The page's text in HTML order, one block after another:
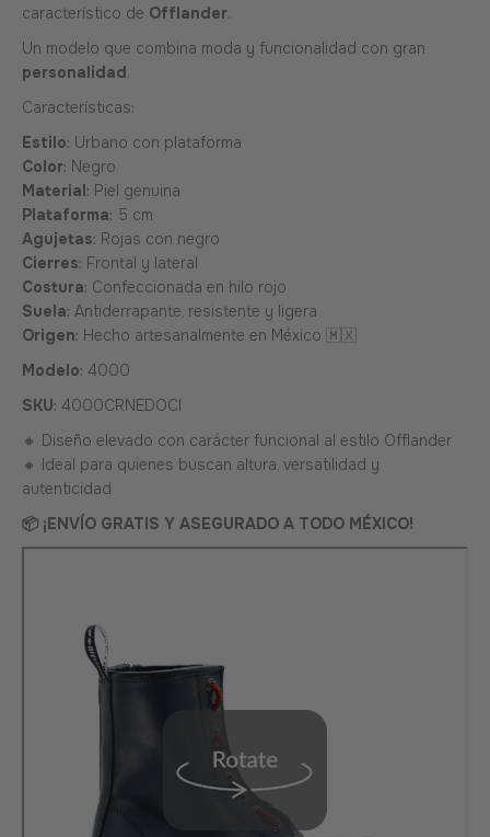
característico de Offlander.
Un modelo que combina moda y funcionalidad con gran
personalidad.
Características:
Estilo: Urbano con plataforma
Color: Negro
Material: Piel genuina
Plataforma: 5 cm
Agujetas: Rojas con negro
Cierres: Frontal y lateral
Costura: Confeccionada en hilo rojo
Suela: Antiderrapante, resistente y ligera
Origen: Hecho artesanalmente en México 🇲🇽
Modelo: 4000
SKU: 4000CRNEDOCI
🔸 Diseño elevado con carácter funcional al estilo Offlander
🔸 Ideal para quienes buscan altura, versatilidad y
autenticidad
📦 ¡ENVÍO GRATIS Y ASEGURADO A TODO MÉXICO!